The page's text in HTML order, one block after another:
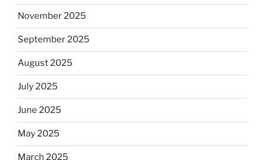
November 2025
September 2025
August 2025
July 2025
June 2025
May 2025
March 2025